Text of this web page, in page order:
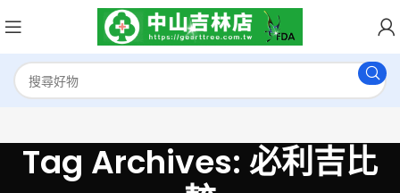
Tag Archives: 必利吉比